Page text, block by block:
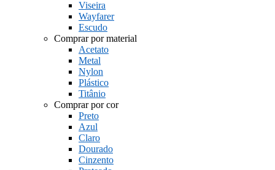
Viseira
Wayfarer
Escudo
Comprar por material
Acetato
Metal
Nylon
Plástico
Titânio
Comprar por cor
Preto
Azul
Claro
Dourado
Cinzento